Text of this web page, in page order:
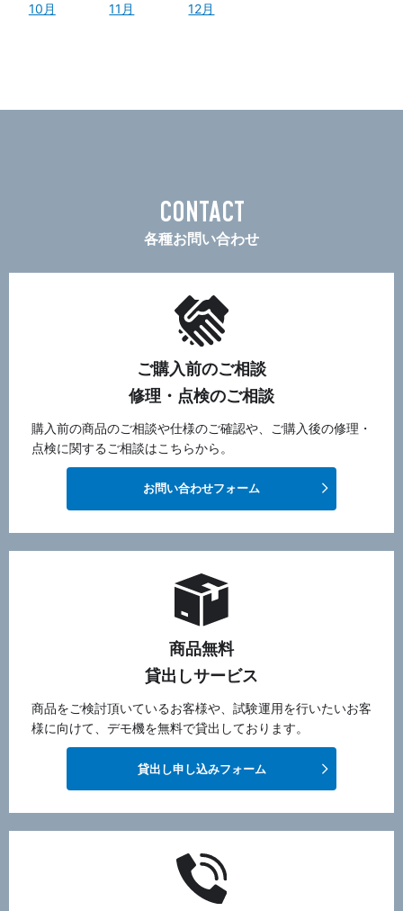
10月
11月 12月
CONTACT
各種お問い合わせ
ご購入前のご相談
修理・点検のご相談
購入前の商品のご相談や仕様のご確認や、ご購入後の修理・
点検に関するご相談はこちらから。
お問い合わせフォーム
商品無料
貸出しサービス
商品をご検討頂いているお客様や、試験運用を行いたいお客
様に向けて、デモ機を無料で貸出しております。
貸出し申し込みフォーム